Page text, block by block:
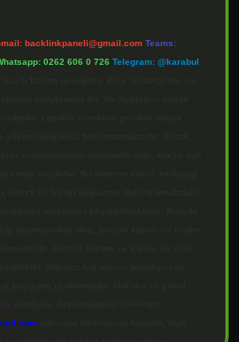
mail: backlinkpaneli@gmail.com Teams:
0262 606 0 726 Telegram: @karabul